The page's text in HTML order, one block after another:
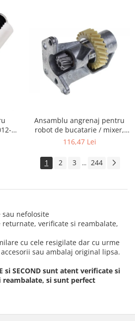
Ansamblu angrenaj pentru
robot de bucatarie / mixer,
KITCHENAID 2403092
116,47 Lei
1 2 3 ... 244
sau nefolosite
returnate, verificate si reambalate,
cu cele resigilate dar cu urme
sau ambalaj original lipsa.
si SECOND sunt atent verificate si
si sunt perfect